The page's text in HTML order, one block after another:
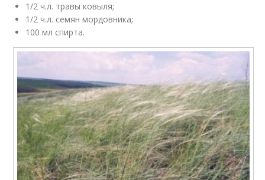
1/2 ч.л. травы ковыля;
1/2 ч.л. семян мордовника;
100 мл спирта.